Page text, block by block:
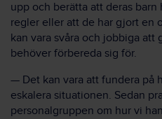
upp och berätta att deras
regler eller att de har gjort en
kan vara svåra och jobbiga att
behöver förbereda sig för.
— Det kan vara att fundera på
eskalera situationen. Sedan
personalgruppen om hur vi